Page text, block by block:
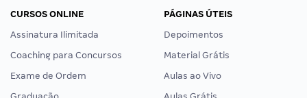
CURSOS ONLINE
Assinatura Ilimitada
Coaching para Concursos
Exame de Ordem
PÁGINAS ÚTEIS
Depoimentos
Material Grátis
Aulas ao Vivo